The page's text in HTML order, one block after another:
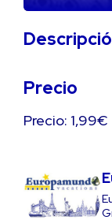
Precio
Precio: 1,99€